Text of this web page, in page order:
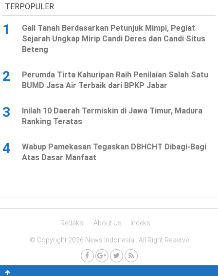
2026
News
Indonesia
Right
Reserve
TERPOPULER
1
Gali Tanah Berdasarkan Petunjuk Mimpi, Pegiat
Sejarah Ungkap Mirip Candi Deres dan Candi Situs
Beteng
2
Perumda Tirta Kahuripan Raih Penilaian Salah Satu
BUMD Jasa Air Terbaik dari BPKP Jabar
3
Inilah 10 Daerah Termiskin di Jawa Timur, Madura
Ranking Teratas
4
Wabup Pamekasan Tegaskan DBHCHT Dibagi-Bagi
Atas Dasar Manfaat
Redaksi About Us Indeks
© Copyright 2026 News Indonesia . All Right Reserve